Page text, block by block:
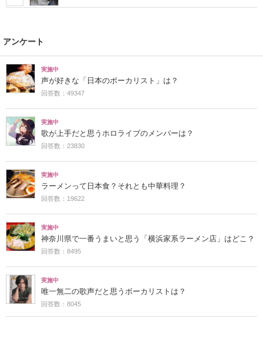
アンケート
実施中
声が好きな「日本のボーカリスト」は？
回答数：49347
実施中
歌が上手だと思うホロライブのメンバーは？
回答数：23830
実施中
ラーメンって日本食？それとも中華料理？
回答数：19622
実施中
神奈川県で一番うまいと思う「横浜家系ラーメン店」はどこ？
回答数：8495
実施中
唯一無二の歌声だと思うボーカリストは？
回答数：8045